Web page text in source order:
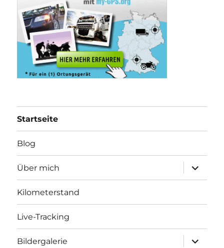
Startseite
Blog
Über mich
öffnen
Kilometerstand
Live-Tracking
Bildergalerie